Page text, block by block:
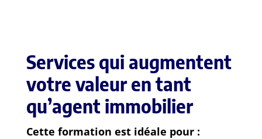
Services qui augmentent
votre valeur en tant
qu’agent immobilier
Cette formation est idéale pour :